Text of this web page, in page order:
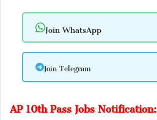
Join WhatsApp
Join Telegram
AP 10th Pass Jobs Notification: